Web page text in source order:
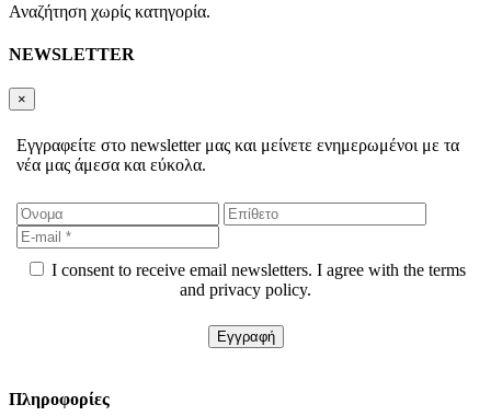
Αναζήτηση χωρίς κατηγορία.
NEWSLETTER
×
Εγγραφείτε στο newsletter μας και μείνετε ενημερωμένοι με τα
νέα μας άμεσα και εύκολα.
I consent to receive email newsletters. I agree with the terms
and privacy policy.
Πληροφορίες